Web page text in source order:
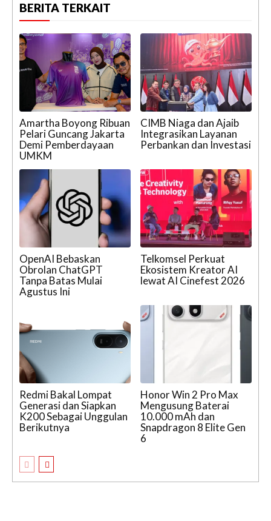
BERITA TERKAIT
Amartha Boyong Ribuan
Pelari Guncang Jakarta
Demi Pemberdayaan
UMKM
CIMB Niaga dan Ajaib
Integrasikan Layanan
Perbankan dan Investasi
OpenAI Bebaskan
Obrolan ChatGPT
Tanpa Batas Mulai
Agustus Ini
Telkomsel Perkuat
Ekosistem Kreator AI
lewat AI Cinefest 2026
Redmi Bakal Lompat
Generasi dan Siapkan
K200 Sebagai Unggulan
Berikutnya
Honor Win 2 Pro Max
Mengusung Baterai
10.000 mAh dan
Snapdragon 8 Elite Gen
6